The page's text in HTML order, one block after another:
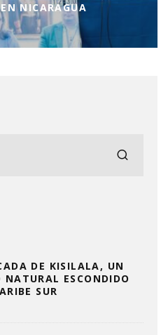
DE KISILALA, UN
NATURAL ESCONDIDO
SUR